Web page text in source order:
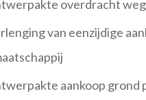
overdracht
van eenzijdige
aankoop grond